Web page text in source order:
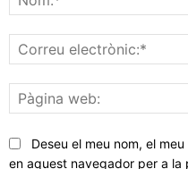
Deseu el meu nom, el
en aquest navegador per a